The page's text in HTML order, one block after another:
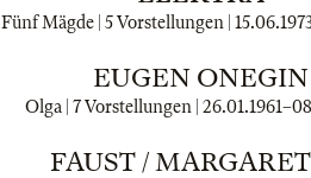
Fünf Mägde | 5 Vorstellungen |
EUGEN ONEGIN
Olga | 7 Vorstellungen | 26.01.1961–
FAUST /